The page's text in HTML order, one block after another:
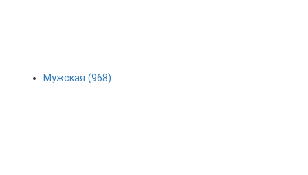
Мужская (968)